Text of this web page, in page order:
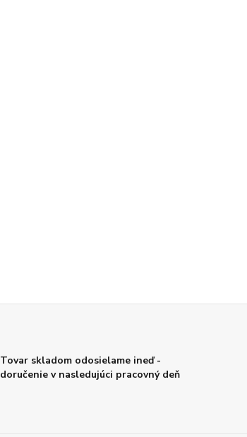
Tovar skladom odosielame ineď -
doručenie v nasledujúci pracovný deň